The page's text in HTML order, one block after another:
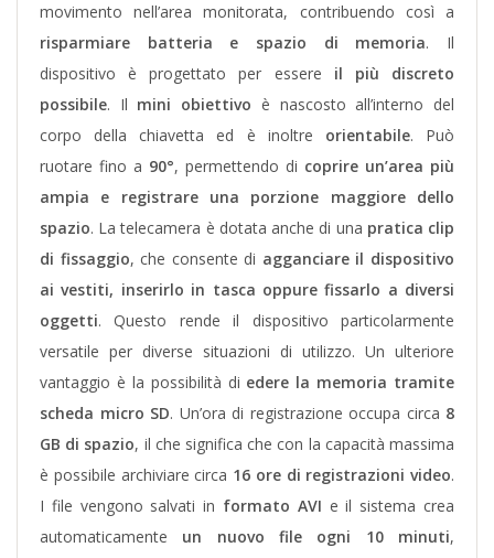
movimento nell’area monitorata, contribuendo così a
risparmiare batteria e spazio di memoria. Il
dispositivo è progettato per essere il più discreto
possibile. Il mini obiettivo è nascosto all’interno del
corpo della chiavetta ed è inoltre orientabile. Può
ruotare fino a 90°, permettendo di coprire un’area più
ampia e registrare una porzione maggiore dello
spazio. La telecamera è dotata anche di una pratica clip
di fissaggio, che consente di agganciare il dispositivo
ai vestiti, inserirlo in tasca oppure fissarlo a diversi
oggetti. Questo rende il dispositivo particolarmente
versatile per diverse situazioni di utilizzo. Un ulteriore
vantaggio è la possibilità di edere la memoria tramite
scheda micro SD. Un’ora di registrazione occupa circa 8
GB di spazio, il che significa che con la capacità massima
è possibile archiviare circa 16 ore di registrazioni video.
I file vengono salvati in formato AVI e il sistema crea
automaticamente un nuovo file ogni 10 minuti,